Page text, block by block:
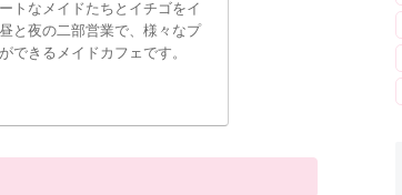
トなメイドたちとイチゴをイ
と夜の二部営業で、様々なプ
できるメイドカフェです。